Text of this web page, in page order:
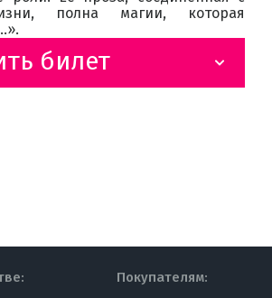
полна магии, которая
билет
Покупателям: